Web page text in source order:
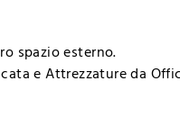
spazio esterno.
e Attrezzature da